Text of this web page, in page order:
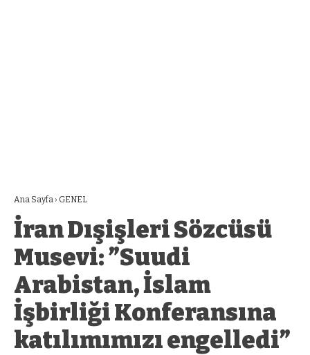
Ana Sayfa › GENEL
İran Dışişleri Sözcüsü
Musevi: ”Suudi
Arabistan, İslam
İşbirliği Konferansına
katılımımızı engelledi”